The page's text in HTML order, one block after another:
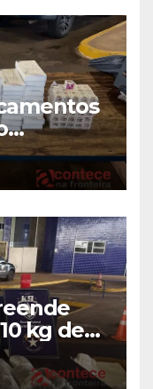
kg de
ao